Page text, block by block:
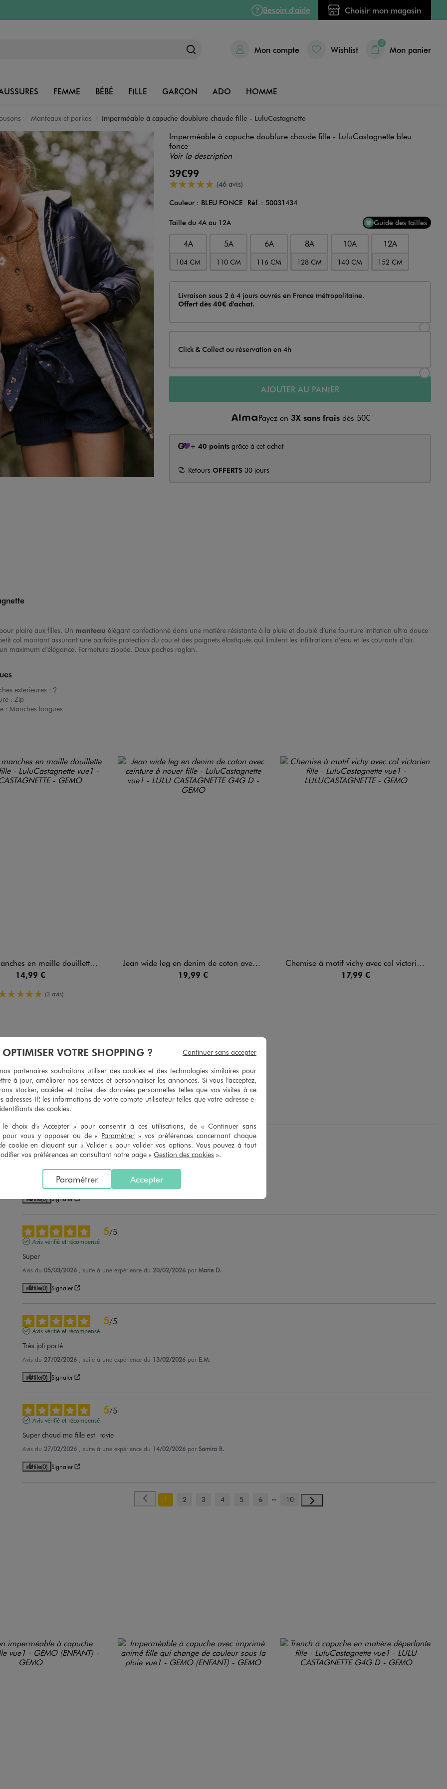
Besoin d'aide Choisir mon magasin
Mon compte Wishlist
0
Mon panier
FEMME BÉBÉ FILLE GARÇON ADO HOMME
Manteaux et parkas Imperméable à capuche doublure chaude fille - LuluCastagnette
Imperméable à capuche doublure chaude fille - LuluCastagnette bleu
fonce
Voir la description
39€99
5/5 de moyenne(46 avis)
Couleur
Couleur : BLEU FONCE Réf. : 50031434
Taille du 4A au 12A
Guide des tailles
4A
104 CM
5A
110 CM
6A
116 CM
8A
128 CM
10A
140 CM
12A
152 CM
Livraison
Livraison sous 2 à 4 jours ouvrés en France métropolitaine.
Offert dès 40€ d'achat.
Click & Collect ou réservation en 4h
AJOUTER AU PANIER
Payez en 3X sans fraisdès 50€
+ 40 pointsgrâce à cet achat
Retours OFFERTS 30 jours
plaire aux filles. Un manteau élégant confectionné dans une matière résistante à la pluie et doublé d’une fourrure imitation ultra douce
col montant assurant une parfaite protection du cou et des poignets élastiqués qui limitent les infiltrations d’eau et les courants d’air.
maximum d’élégance. Fermeture zippée. Deux poches raglan.
exterieures : 2
: Zip
: Manches longues
douillette extensible fille - LuluCastagnette
14,99 €
5/5 de moyenne
(3 avis)
Jean wide leg en denim de coton avec ceinture à nouer fille - LuluCastagnette
19,99 €
Chemise à motif vichy avec col victorien fille - LuluCastagnette
17,99 €
5/5
très belle veste chaude et classe pour ma fille
Avis du08/04/2026 , suite à une expérience du23/03/2026 parJennifer M.
Utile(0) Signaler
5/5
Avis vérifié et récompensé
Produit très chaud
27/03/2026 , suite à une expérience du14/03/2026
Utile(0) Signaler
5/5
Avis vérifié et récompensé
Super
Avis du 05/03/2026 , suite à une expérience du 20/02/2026 par Marie D.
Utile(0) Signaler
5/5
Avis vérifié et récompensé
Très joli porté
Avis du 27/02/2026 , suite à une expérience du 13/02/2026 par E.M.
Utile(0) Signaler
5/5
Avis vérifié et récompensé
Super chaud ma fille est  ravie
Avis du 27/02/2026 , suite à une expérience du 14/02/2026 par Samira B.
Utile(0) Signaler
1 2 3 4 5 6 10
OPTIMISER VOTRE SHOPPING ?
partenaires souhaitons utiliser des cookies et des technologies similaires pour
à jour, améliorer nos services et personnaliser les annonces. Si vous l'acceptez,
stocker, accéder et traiter des données personnelles telles que vos visites à ce
adresses IP, les informations de votre compte utilisateur telles que votre adresse e-
des cookies.
le choix d'« Accepter » pour consentir à ces utilisations, de « Continuer sans
pour vous y opposer ou de « Paramétrer » vos préférences concernant chaque
cookie en cliquant sur « Valider » pour valider vos options. Vous pouvez à tout
vos préférences en consultant notre page « Gestion des cookies ».
Accepter
Paramétrer
Continuer sans accepter